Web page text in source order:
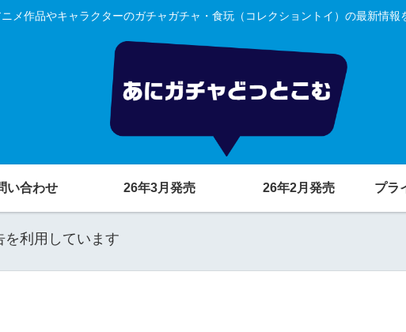
ニメ作品やキャラクターのガチャガチャ・食玩（コレクショントイ）の最新情報
い合わせ 26年3月発売 26年2月発売 プラ
利用しています